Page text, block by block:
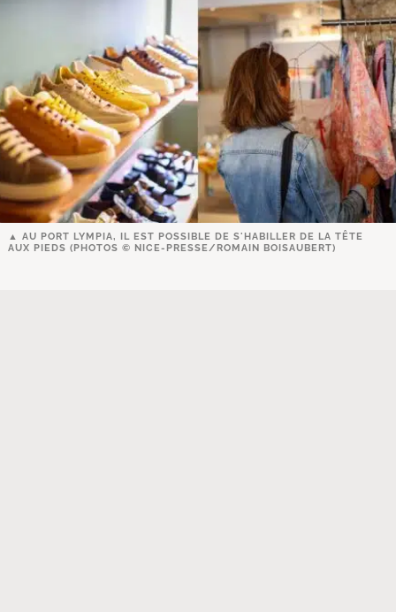
AU PORT LYMPIA, IL EST POSSIBLE DE S'HABILLER DE LA TÊTE
AUX PIEDS (PHOTOS © NICE-PRESSE/ROMAIN BOISAUBERT)